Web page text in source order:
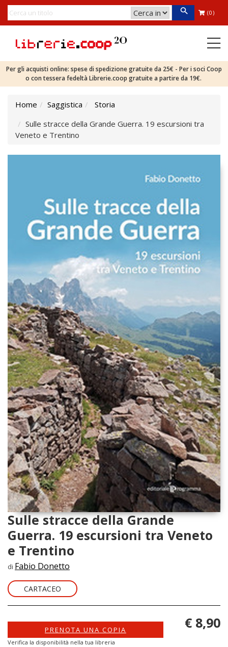
(0)
Per gli acquisti online: spese di spedizione gratuite da 25€ - Per i soci Coop
o con tessera fedeltà Librerie.coop gratuite a partire da 19€.
Home Saggistica
Storia
Sulle stracce della Grande Guerra. 19 escursioni tra
Veneto e Trentino
Sulle stracce della Grande
Guerra. 19 escursioni tra Veneto
e Trentino
di Fabio Donetto
CARTACEO
PRENOTA UNA COPIA
Verifica la disponibilità nella tua libreria
€ 8,90